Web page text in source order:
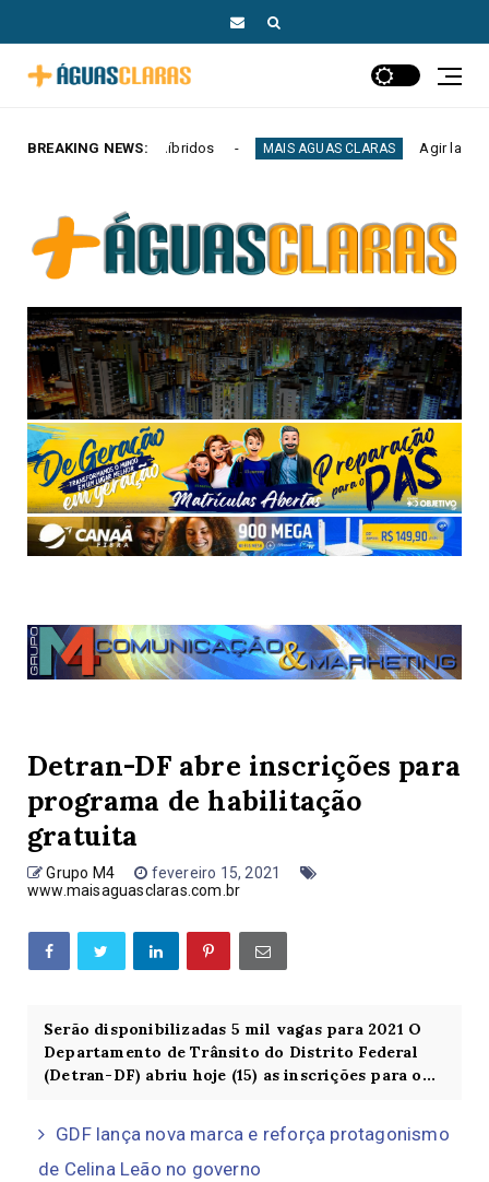
BREAKING NEWS:
MAIS AGUAS CLARAS Agir lança Elisson Ferreira ao Governo
Detran-DF abre inscrições para
programa de habilitação
gratuita
Grupo M4
fevereiro 15, 2021
www.maisaguasclaras.com.br
Serão disponibilizadas 5 mil vagas para 2021 O
Departamento de Trânsito do Distrito Federal
(Detran-DF) abriu hoje (15) as inscrições para o...
GDF lança nova marca e reforça protagonismo
de Celina Leão no governo